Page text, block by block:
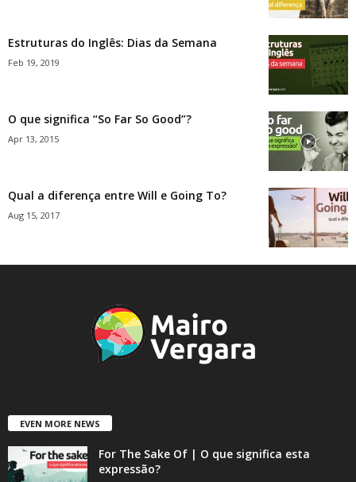
Estruturas do Inglês: Dias da Semana
Feb 19, 2019
O que significa “So Far So Good”?
Apr 13, 2015
Qual a diferença entre Will e Going To?
Aug 15, 2017
EVEN MORE NEWS
For The Sake Of | O que significa esta
expressão?